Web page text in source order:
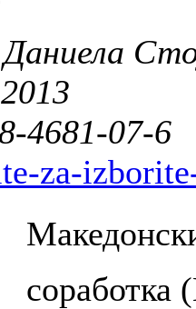
Даниела
4681-07-6
za-